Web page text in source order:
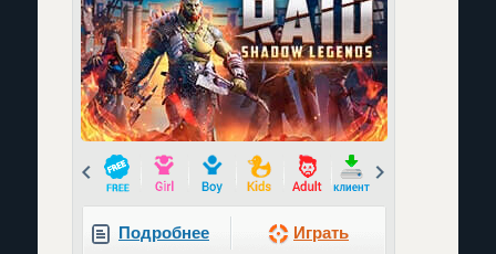
Prev
Подробнее Играть